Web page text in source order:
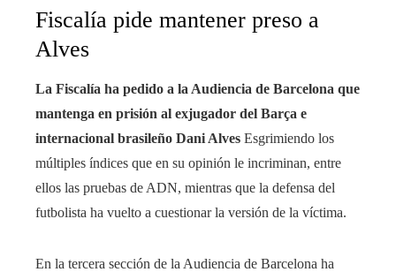
Fiscalía pide mantener preso a
Alves
La Fiscalía ha pedido a la Audiencia de Barcelona que
mantenga en prisión al exjugador del Barça e
internacional brasileño Dani Alves Esgrimiendo los
múltiples índices que en su opinión le incriminan, entre
ellos las pruebas de ADN, mientras que la defensa del
futbolista ha vuelto a cuestionar la versión de la víctima.
En la tercera sección de la Audiencia de Barcelona ha